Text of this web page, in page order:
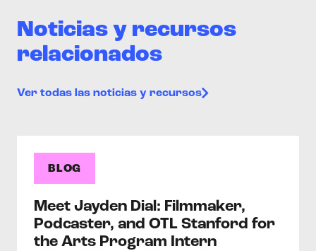
Noticias y recursos
relacionados
Ver todas las noticias y recursos
BLOG
Meet Jayden Dial: Filmmaker,
Podcaster, and OTL Stanford for
the Arts Program Intern